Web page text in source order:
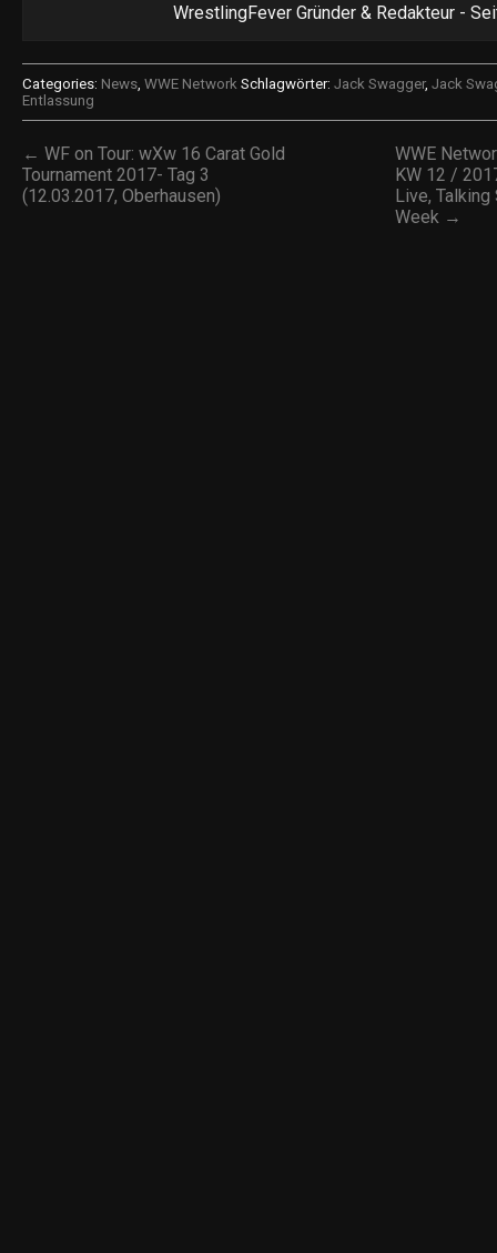
WrestlingFever Gründer & Redakteur -
Categories: News, WWE Network Schlagwörter: Jack Swagger, Jack
Entlassung
← WF on Tour: wXw 16 Carat Gold
Tournament 2017- Tag 3
(12.03.2017, Oberhausen)
WWE
KW 12 /
Live, Talking
Week →